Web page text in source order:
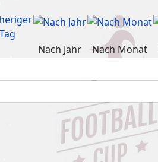
Nach Jahr Nach Monat